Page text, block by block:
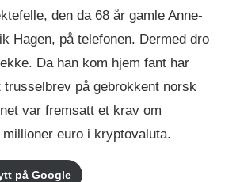
den da 68 år gamle Anne-
Hagen, på telefonen. Dermed dro
Da han kom hjem fant har
trusselbrev på gebrokkent norsk
var fremsatt et krav om
euro i kryptovaluta.
på Google